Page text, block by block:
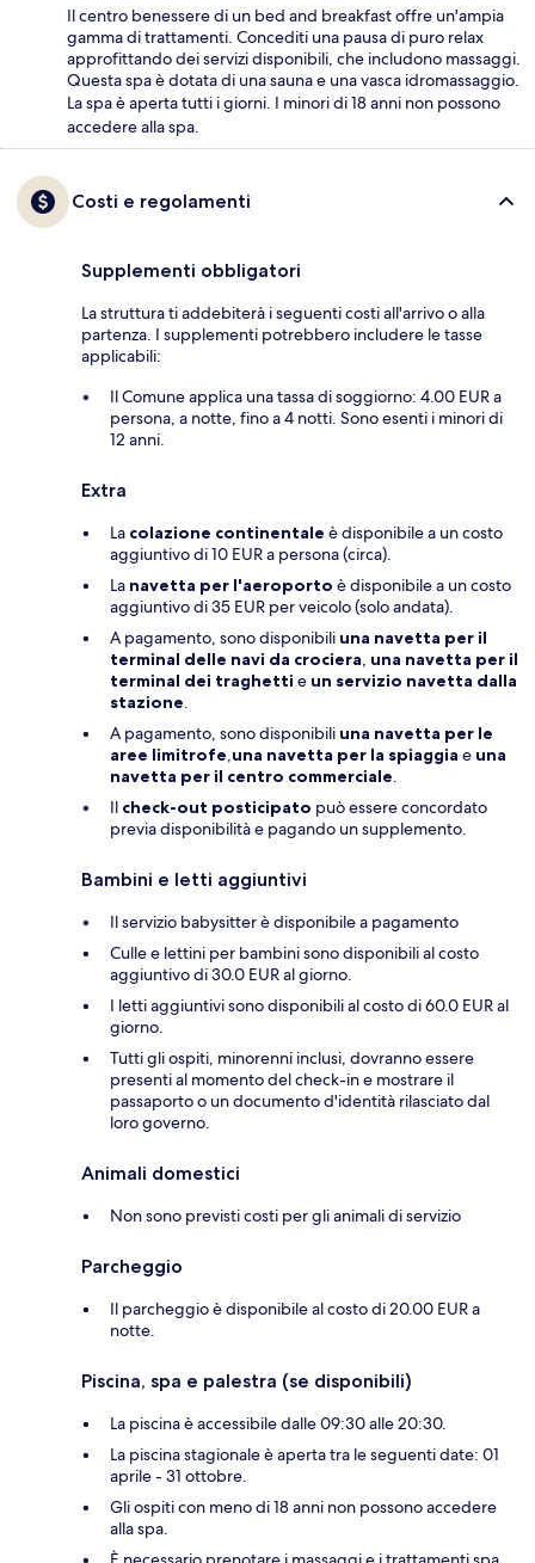
Il centro benessere di un bed and breakfast offre un'ampia
gamma di trattamenti. Concediti una pausa di puro relax
approfittando dei servizi disponibili, che includono massaggi.
Questa spa è dotata di una sauna e una vasca idromassaggio.
La spa è aperta tutti i giorni. I minori di 18 anni non possono
accedere alla spa.
Costi e regolamenti
Supplementi obbligatori
La struttura ti addebiterà i seguenti costi all'arrivo o alla
partenza. I supplementi potrebbero includere le tasse
applicabili:
Il Comune applica una tassa di soggiorno: 4.00 EUR a
persona, a notte, fino a 4 notti. Sono esenti i minori di
12 anni.
Extra
La colazione continentale è disponibile a un costo
aggiuntivo di 10 EUR a persona (circa).
La navetta per l'aeroporto è disponibile a un costo
aggiuntivo di 35 EUR per veicolo (solo andata).
A pagamento, sono disponibili una navetta per il
terminal delle navi da crociera, una navetta per il
terminal dei traghetti e un servizio navetta dalla
stazione.
A pagamento, sono disponibili una navetta per le
aree limitrofe,una navetta per la spiaggia e una
navetta per il centro commerciale.
Il check-out posticipato può essere concordato
previa disponibilità e pagando un supplemento.
Bambini e letti aggiuntivi
Il servizio babysitter è disponibile a pagamento
Culle e lettini per bambini sono disponibili al costo
aggiuntivo di 30.0 EUR al giorno.
I letti aggiuntivi sono disponibili al costo di 60.0 EUR al
giorno.
Tutti gli ospiti, minorenni inclusi, dovranno essere
presenti al momento del check-in e mostrare il
passaporto o un documento d'identità rilasciato dal
loro governo.
Animali domestici
Non sono previsti costi per gli animali di servizio
Parcheggio
Il parcheggio è disponibile al costo di 20.00 EUR a
notte.
Piscina, spa e palestra (se disponibili)
La piscina è accessibile dalle 09:30 alle 20:30.
La piscina stagionale è aperta tra le seguenti date: 01
aprile - 31 ottobre.
Gli ospiti con meno di 18 anni non possono accedere
alla spa.